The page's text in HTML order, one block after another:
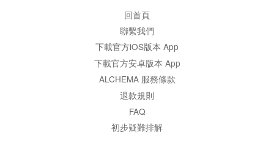
回首頁
聯繫我們
下載官方iOS版本 App
下載官方安卓版本 App
ALCHEMA 服務條款
退款規則
FAQ
初步疑難排解